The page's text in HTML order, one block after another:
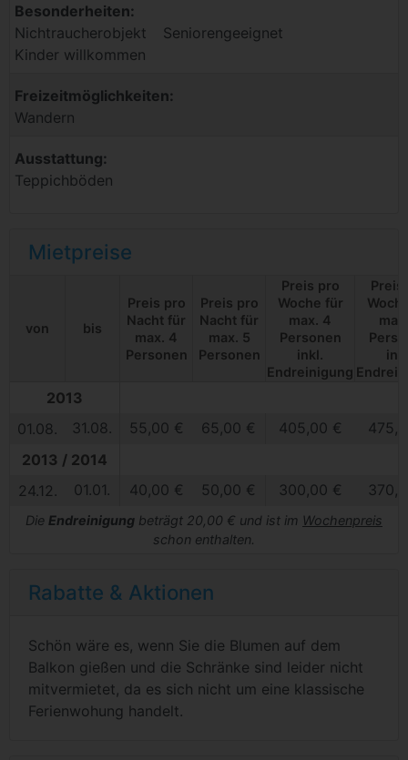
Besonderheiten:
Nichtraucherobjekt
Seniorengeeignet
Kinder willkommen
Freizeitmöglichkeiten:
Wandern
Ausstattung:
Teppichböden
Mietpreise
von bis
Preis pro
Nacht für
max. 4
Personen
Preis pro
Nacht für
max. 5
Personen
Preis pro
Woche für
max. 4
Personen
inkl.
Endreinigung
Preis
2013
01.08.
31.08. 55,00 € 65,00 € 405,00 €
2013 / 2014
24.12.
01.01. 40,00 € 50,00 € 300,00 €
Die Endreinigung beträgt 20,00 € und ist im Wochenpreis
schon enthalten.
Rabatte & Aktionen
Schön wäre es, wenn Sie die Blumen auf dem
Balkon gießen und die Schränke sind leider nicht
mitvermietet, da es sich nicht um eine klassische
Ferienwohung handelt.